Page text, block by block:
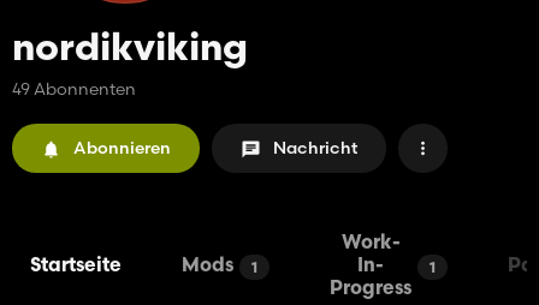
nordikviking
49 Abonnenten
Abonnieren Nachricht
Startseite Mods 1
Work-
In-
Progress
1